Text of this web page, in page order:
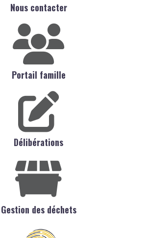
Nous contacter
Portail famille
Délibérations
Gestion des déchets